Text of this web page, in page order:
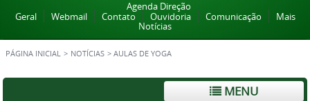
Agenda Direção
Geral
Webmail Contato Ouvidoria Comunicação
Mais
Notícias
PÁGINA INICIAL > NOTÍCIAS > AULAS DE YOGA
MENU